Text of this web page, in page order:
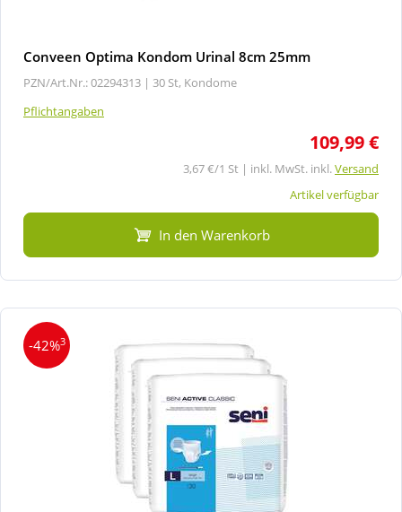
Conveen Optima Kondom Urinal 8cm 25mm
PZN/Art.Nr.: 02294313 | 30 St, Kondome
Pflichtangaben
109,99 €
3,67 €/1 St | inkl. MwSt. inkl.Versand
Artikel verfügbar
In den Warenkorb
-42%3